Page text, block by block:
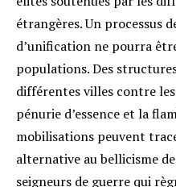
étrangères. Un processus
d’unification ne pourra
populations. Des
différentes villes contre
pénurie d’essence et la
mobilisations peuvent
alternative au bellicisme
seigneurs de guerre qui